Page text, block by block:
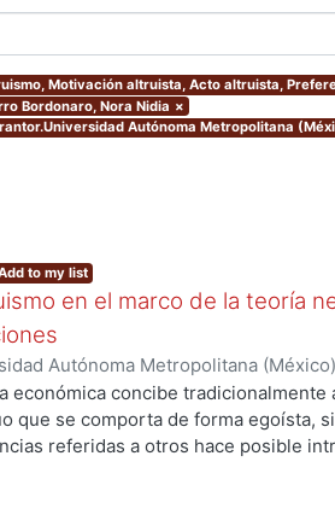
Motivación altruista, Acto altruista,
Bordonaro, Nora Nidia ×
Autónoma Metropolitana
to my list
en el marco de la teoría
Autónoma Metropolitana
de Información. ,2016)Pimentel
económica concibe
que se comporta de forma egoísta,
referidas a otros hace posible